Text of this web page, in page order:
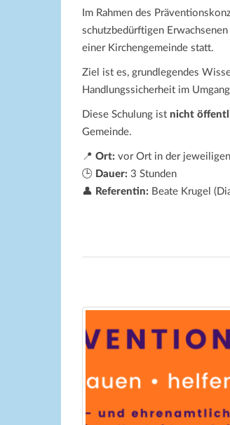
Im Rahmen des
schutzbedürftigen
einer Kirchengemeinde statt.
Ziel ist es, grundlegendes
Handlungssicherheit im
Diese Schulung ist nicht
Gemeinde.
📍 Ort: vor Ort in der
🕒 Dauer: 3 Stunden
👤 Referentin: Beate Krugel